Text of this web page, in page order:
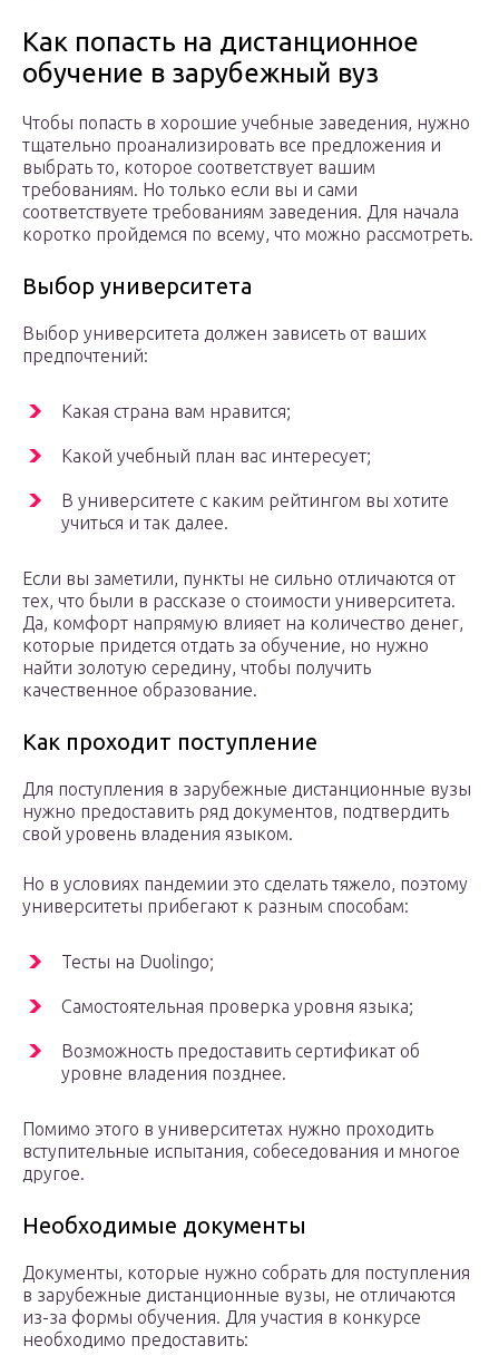
Как попасть на дистанционное
обучение в зарубежный вуз
Чтобы попасть в хорошие учебные заведения, нужно
тщательно проанализировать все предложения и
выбрать то, которое соответствует вашим
требованиям. Но только если вы и сами
соответствуете требованиям заведения. Для начала
коротко пройдемся по всему, что можно рассмотреть.
Выбор университета
Выбор университета должен зависеть от ваших
предпочтений:
Какая страна вам нравится;
Какой учебный план вас интересует;
В университете с каким рейтингом вы хотите
учиться и так далее.
Если вы заметили, пункты не сильно отличаются от
тех, что были в рассказе о стоимости университета.
Да, комфорт напрямую влияет на количество денег,
которые придется отдать за обучение, но нужно
найти золотую середину, чтобы получить
качественное образование.
Как проходит поступление
Для поступления в зарубежные дистанционные вузы
нужно предоставить ряд документов, подтвердить
свой уровень владения языком.
Но в условиях пандемии это сделать тяжело, поэтому
университеты прибегают к разным способам:
Тесты на Duolingo;
Самостоятельная проверка уровня языка;
Возможность предоставить сертификат об
уровне владения позднее.
Помимо этого в университетах нужно проходить
вступительные испытания, собеседования и многое
другое.
Необходимые документы
Документы, которые нужно собрать для поступления
в зарубежные дистанционные вузы, не отличаются
из-за формы обучения. Для участия в конкурсе
необходимо предоставить: